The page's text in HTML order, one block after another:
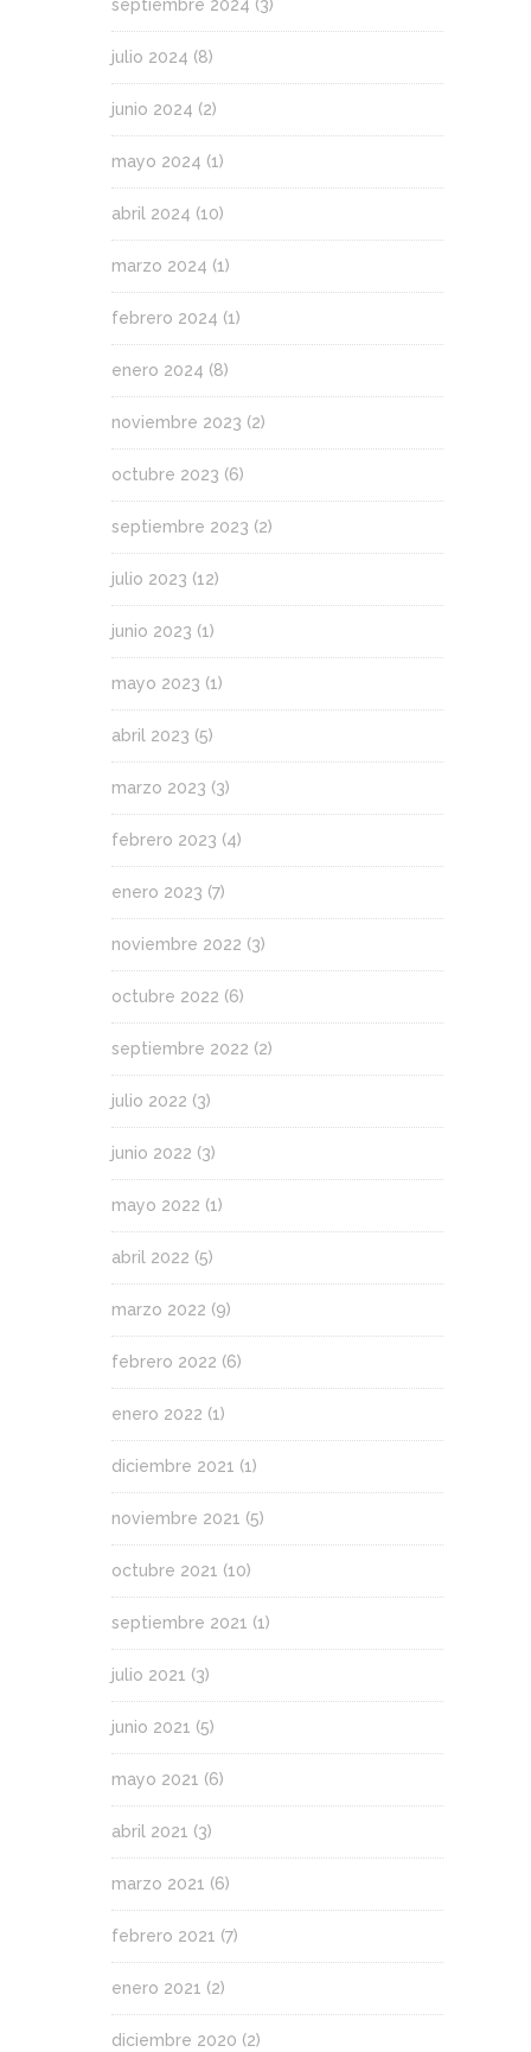
septiembre 2024 (3)
julio 2024 (8)
junio 2024 (2)
mayo 2024 (1)
abril 2024 (10)
marzo 2024 (1)
febrero 2024 (1)
enero 2024 (8)
noviembre 2023 (2)
octubre 2023 (6)
septiembre 2023 (2)
julio 2023 (12)
junio 2023 (1)
mayo 2023 (1)
abril 2023 (5)
marzo 2023 (3)
febrero 2023 (4)
enero 2023 (7)
noviembre 2022 (3)
octubre 2022 (6)
septiembre 2022 (2)
julio 2022 (3)
junio 2022 (3)
mayo 2022 (1)
abril 2022 (5)
marzo 2022 (9)
febrero 2022 (6)
enero 2022 (1)
diciembre 2021 (1)
noviembre 2021 (5)
octubre 2021 (10)
septiembre 2021 (1)
julio 2021 (3)
junio 2021 (5)
mayo 2021 (6)
abril 2021 (3)
marzo 2021 (6)
febrero 2021 (7)
enero 2021 (2)
diciembre 2020 (2)